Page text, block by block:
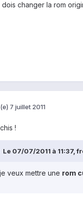
dois changer la rom
7 juillet 2011
!
Le 07/07/2011 à 11:37,
veux mettre une rom